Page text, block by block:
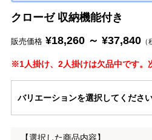
クローゼ 収納機能付き
販売価格¥18,260 ～ ¥37,840（
※1人掛け、2人掛けは欠品中です。
バリエーションを選択してくださ
【選択した商品内容】